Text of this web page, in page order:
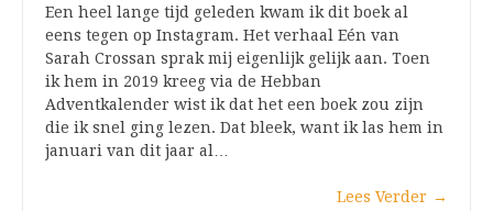
Een heel lange tijd geleden kwam ik dit boek al
eens tegen op Instagram. Het verhaal Eén van
Sarah Crossan sprak mij eigenlijk gelijk aan. Toen
ik hem in 2019 kreeg via de Hebban
Adventkalender wist ik dat het een boek zou zijn
die ik snel ging lezen. Dat bleek, want ik las hem in
januari van dit jaar al…
Lees Verder →